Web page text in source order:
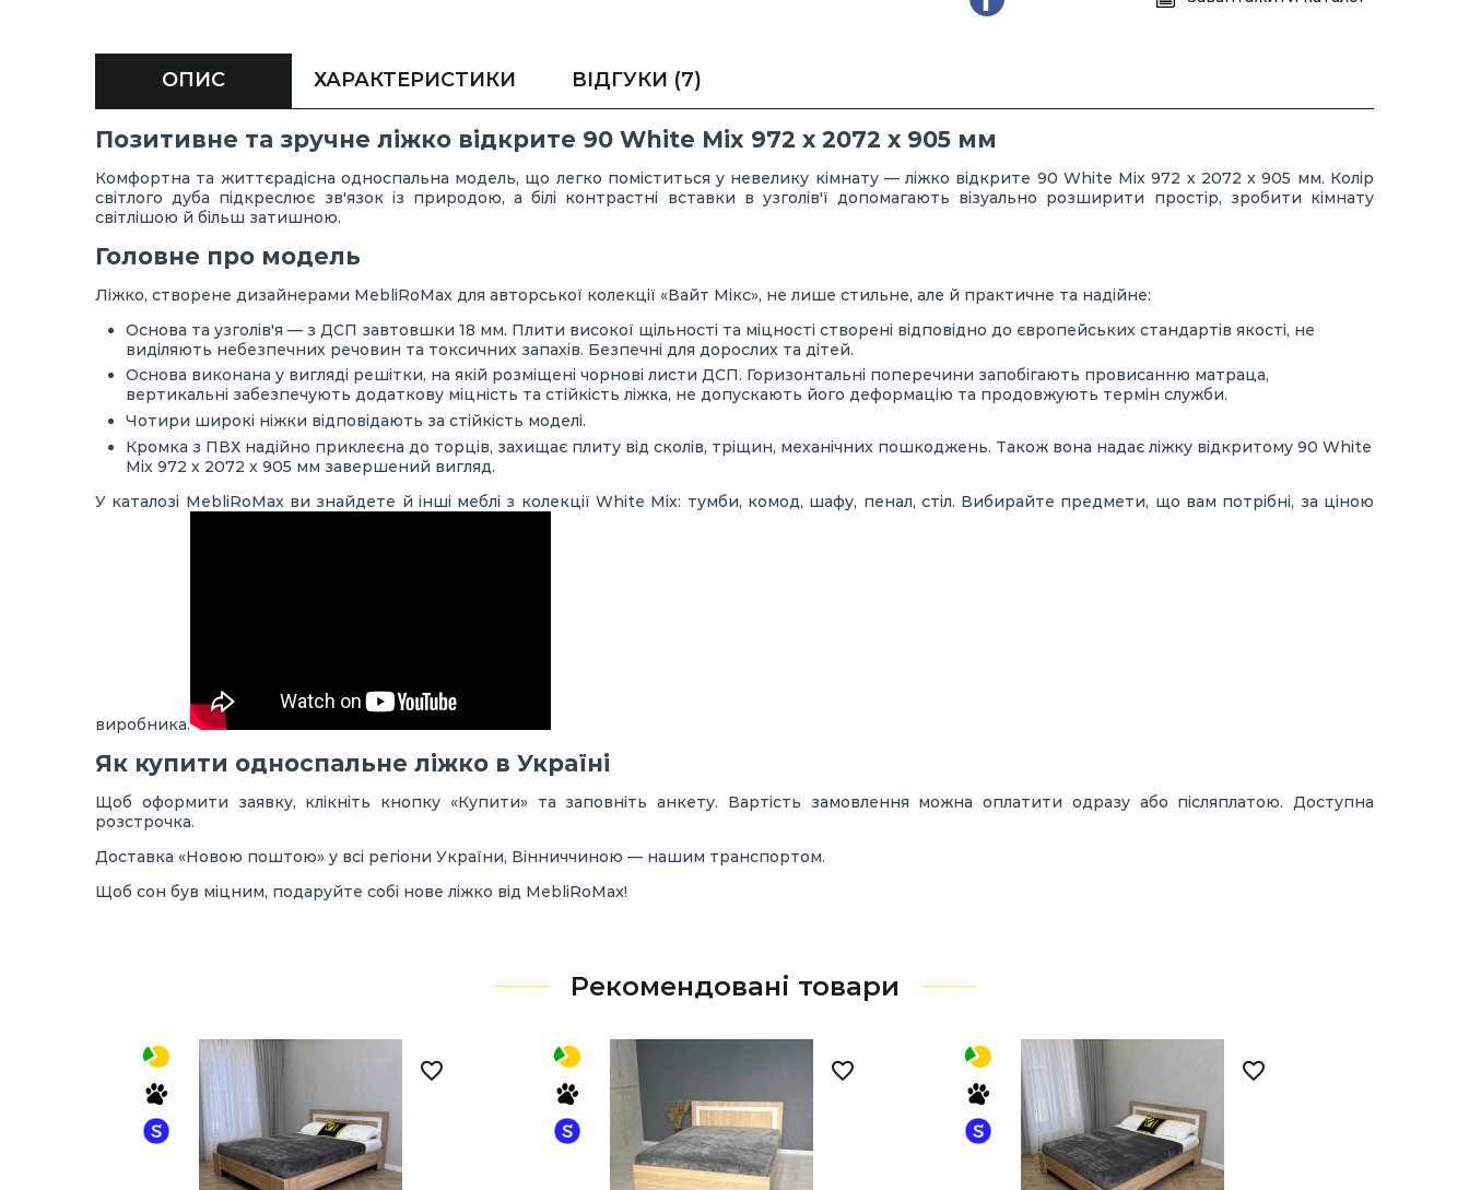
ОПИС ХАРАКТЕРИСТИКИ ВІДГУКИ (7)
Позитивне та зручне ліжко відкрите 90 White Mix 972 х 2072 х 905 мм
Комфортна та життєрадісна односпальна модель, що легко поміститься у невелику кімнату — ліжко відкрите 90 White Mix 972 х 2072 х 905 мм. Колір
світлого дуба підкреслює зв'язок із природою, а білі контрастні вставки в узголів'ї допомагають візуально розширити простір, зробити кімнату
світлішою й більш затишною.
Головне про модель
Ліжко, створене дизайнерами MebliRoMax для авторської колекції «Вайт Мікс», не лише стильне, але й практичне та надійне:
Основа та узголів'я — з ДСП завтовшки 18 мм. Плити високої щільності та міцності створені відповідно до європейських стандартів якості, не
виділяють небезпечних речовин та токсичних запахів. Безпечні для дорослих та дітей.
Основа виконана у вигляді решітки, на якій розміщені чорнові листи ДСП. Горизонтальні поперечини запобігають провисанню матраца,
вертикальні забезпечують додаткову міцність та стійкість ліжка, не допускають його деформацію та продовжують термін служби.
Чотири широкі ніжки відповідають за стійкість моделі.
Кромка з ПВХ надійно приклеєна до торців, захищає плиту від сколів, тріщин, механічних пошкоджень. Також вона надає ліжку відкритому 90 White
Mix 972 х 2072 х 905 мм завершений вигляд.
У каталозі MebliRoMax ви знайдете й інші меблі з колекції White Mix: тумби, комод, шафу, пенал, стіл. Вибирайте предмети, що вам потрібні, за ціною
виробника.
Як купити односпальне ліжко в Україні
Щоб оформити заявку, клікніть кнопку «Купити» та заповніть анкету. Вартість замовлення можна оплатити одразу або післяплатою. Доступна
розстрочка.
Доставка «Новою поштою» у всі регіони України, Вінниччиною — нашим транспортом.
Щоб сон був міцним, подаруйте собі нове ліжко від MebliRoMax!
Рекомендовані товари